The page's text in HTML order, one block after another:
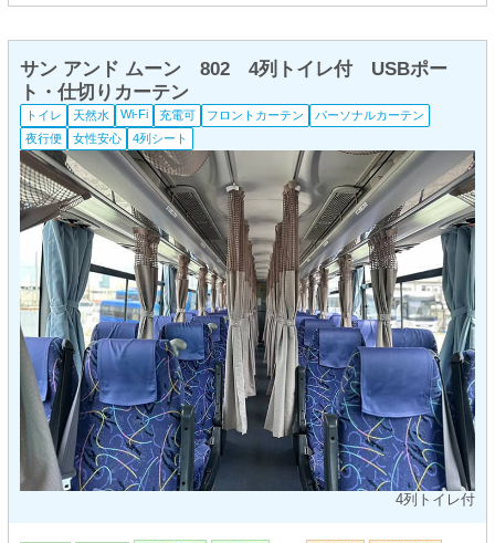
4列トイレ付
サン アンド ムーン 802 4列トイレ付 USBポー
ト・仕切りカーテン
トイレ 天然水 Wi-Fi 充電可 フロントカーテン
パーソナルカーテン
夜行便
女性安心 4列シート